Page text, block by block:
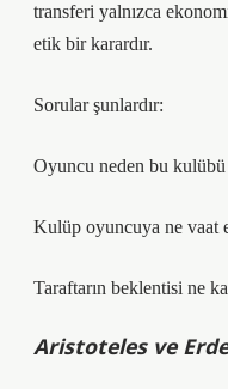
transferi yalnızca
etik bir karardır.
Sorular şunlardır:
Oyuncu neden bu kulübü
Kulüp oyuncuya ne vaat
Taraftarın beklentisi ne
Aristoteles ve